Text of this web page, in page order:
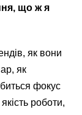
що ж я
як вони
як
фокус
роботи,